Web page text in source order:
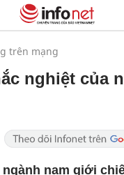
trên mạng
nghiệt của
nam giới